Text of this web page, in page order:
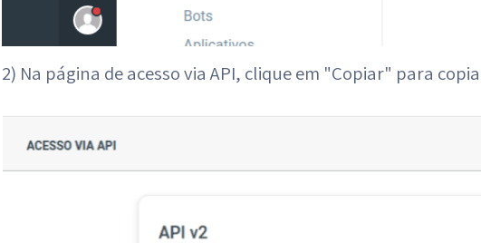
2) Na página de acesso via API, clique em "Copiar" para